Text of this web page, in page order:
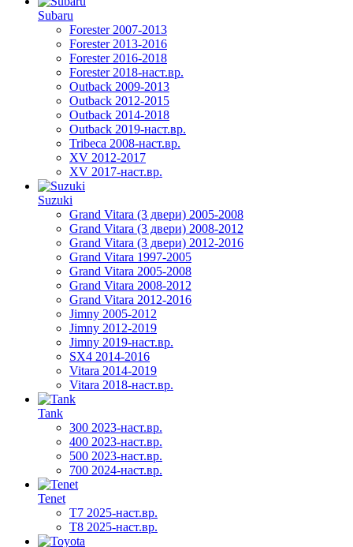
Subaru
Forester 2007-2013
Forester 2013-2016
Forester 2016-2018
Forester 2018-наст.вр.
Outback 2009-2013
Outback 2012-2015
Outback 2014-2018
Outback 2019-наст.вр.
Tribeca 2008-наст.вр.
XV 2012-2017
XV 2017-наст.вр.
Suzuki
Grand Vitara (3 двери) 2005-2008
Grand Vitara (3 двери) 2008-2012
Grand Vitara (3 двери) 2012-2016
Grand Vitara 1997-2005
Grand Vitara 2005-2008
Grand Vitara 2008-2012
Grand Vitara 2012-2016
Jimny 2005-2012
Jimny 2012-2019
Jimny 2019-наст.вр.
SX4 2014-2016
Vitara 2014-2019
Vitara 2018-наст.вр.
Tank
300 2023-наст.вр.
400 2023-наст.вр.
500 2023-наст.вр.
700 2024-наст.вр.
Tenet
T7 2025-наст.вр.
T8 2025-наст.вр.